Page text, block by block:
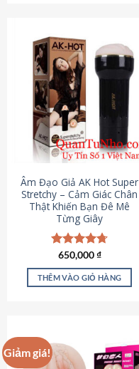
Âm Đạo Giả AK Hot Super
Stretchy – Cảm Giác Chân
Thật Khiến Bạn Đê Mê
Từng Giây
Được xếp
hạng4.75
5 sao
650,000₫
THÊM VÀO GIỎ HÀNG
Giảm giá!